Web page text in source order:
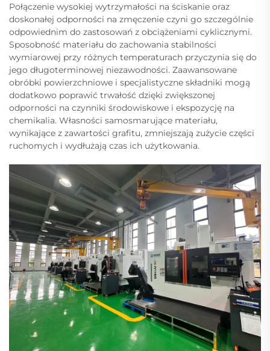
Połączenie wysokiej wytrzymałości na ściskanie oraz
doskonałej odporności na zmęczenie czyni go szczególnie
odpowiednim do zastosowań z obciążeniami cyklicznymi.
Sposobność materiału do zachowania stabilności
wymiarowej przy różnych temperaturach przyczynia się do
jego długoterminowej niezawodności. Zaawansowane
obróbki powierzchniowe i specjalistyczne składniki mogą
dodatkowo poprawić trwałość dzięki zwiększonej
odporności na czynniki środowiskowe i ekspozycję na
chemikalia. Własności samosmarujące materiału,
wynikające z zawartości grafitu, zmniejszają zużycie części
ruchomych i wydłużają czas ich użytkowania.